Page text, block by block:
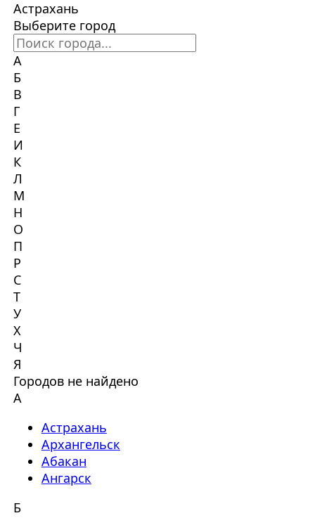
Астрахань
Выберите город
А
Б
В
Г
Е
И
К
Л
М
Н
О
П
Р
С
Т
У
Х
Ч
Я
Городов не найдено
А
Астрахань
Архангельск
Абакан
Ангарск
Б